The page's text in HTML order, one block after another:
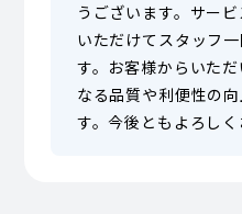
うございます。サー
いただけてスタッフ
す。お客様からいた
なる品質や利便性の
す。今後ともよろしく